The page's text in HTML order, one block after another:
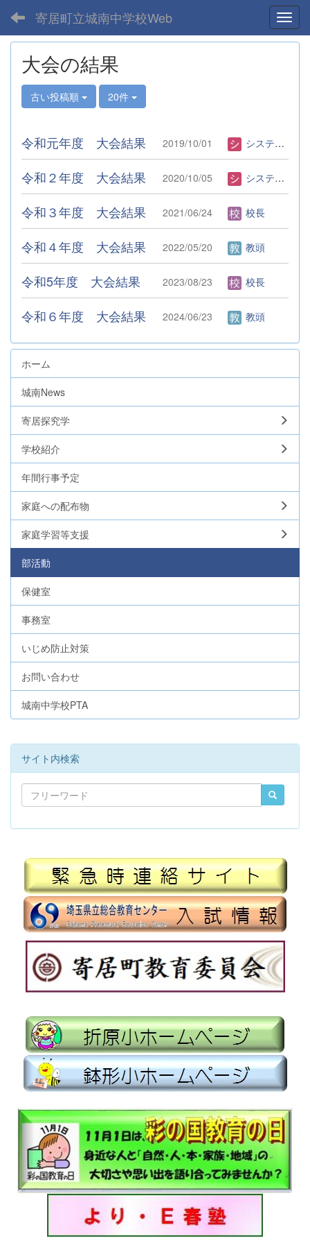
寄居町立城南中学校Web
大会の結果
古い投稿順 20件
令和元年度 大会結果 2019/10/01 システム管理者
令和２年度 大会結果 2020/10/05 システム管理者
令和３年度 大会結果 2021/06/24 校長
令和４年度 大会結果 2022/05/20 教頭
令和5年度 大会結果 2023/08/23 校長
令和６年度 大会結果 2024/06/23 教頭
ホーム
城南News
寄居探究学
学校紹介
年間行事予定
家庭への配布物
家庭学習等支援
部活動
保健室
事務室
いじめ防止対策
お問い合わせ
城南中学校PTA
サイト内検索